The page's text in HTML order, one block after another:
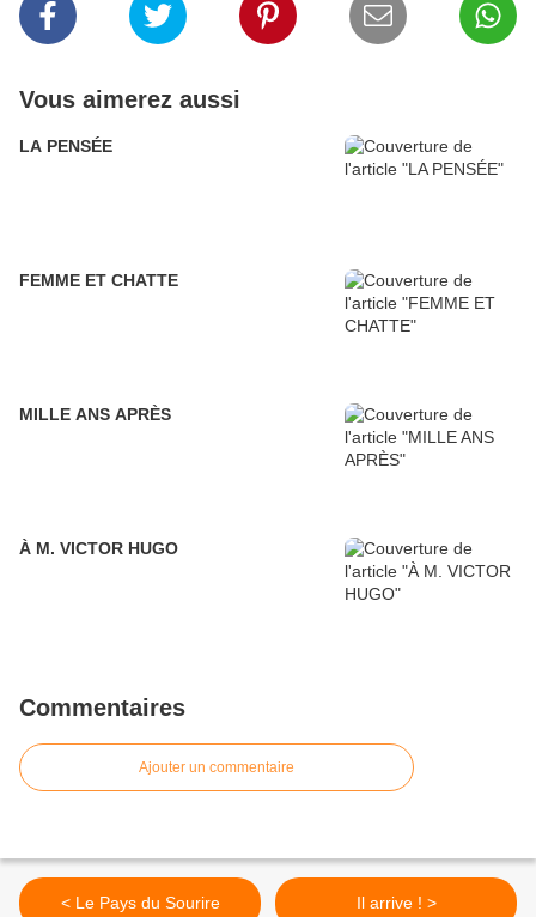
Vous aimerez aussi
LA PENSÉE
FEMME ET CHATTE
MILLE ANS APRÈS
À M. VICTOR HUGO
Commentaires
Ajouter un commentaire
< Le Pays du Sourire Il arrive ! >